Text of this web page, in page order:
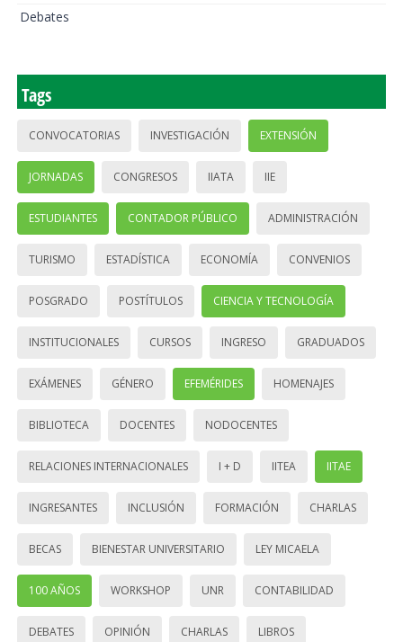
Debates
Tags
CONVOCATORIAS INVESTIGACIÓN EXTENSIÓN
JORNADAS CONGRESOS IIATA IIE
ESTUDIANTES CONTADOR PÚBLICO ADMINISTRACIÓN
TURISMO ESTADÍSTICA ECONOMÍA CONVENIOS
POSGRADO POSTÍTULOS CIENCIA Y TECNOLOGÍA
INSTITUCIONALES CURSOS INGRESO GRADUADOS
EXÁMENES GÉNERO EFEMÉRIDES HOMENAJES
BIBLIOTECA DOCENTES NODOCENTES
RELACIONES INTERNACIONALES I + D IITEA IITAE
INGRESANTES INCLUSIÓN FORMACIÓN CHARLAS
BECAS BIENESTAR UNIVERSITARIO LEY MICAELA
100 AÑOS WORKSHOP UNR CONTABILIDAD
DEBATES OPINIÓN CHARLAS LIBROS